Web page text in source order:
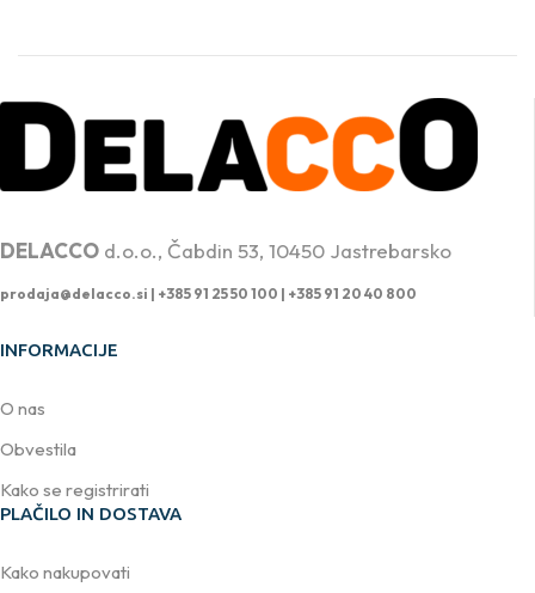
DELACCO d.o.o., Čabdin 53, 10450 Jastrebarsko
prodaja@delacco.si | +385 91 25 50 100 | +385 91 20 40 800
INFORMACIJE
O nas
Obvestila
Kako se registrirati
PLAČILO IN DOSTAVA
Kako nakupovati